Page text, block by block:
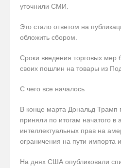
уточнили СМИ.
Это стало ответом на
обложить сбором.
Сроки введения торговых мер
своих пошлин на товары из
С чего все началось
В конце марта Дональд Трамп
приняли по итогам начатого
интеллектуальных прав на
ограничения на пути импорта
На днях США опубликовали